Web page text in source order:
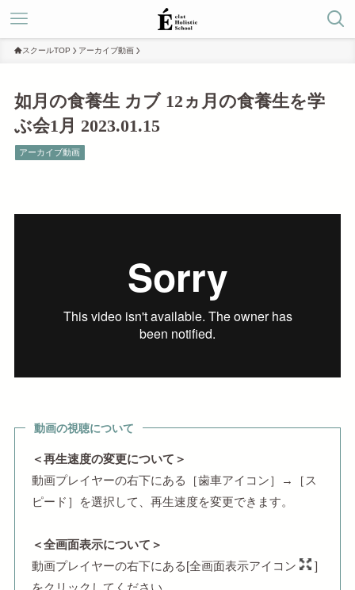
スクールTOP アーカイブ動画
如月の食養生 カブ 12ヵ月の食養生を学
ぶ会1月 2023.01.15
アーカイブ動画
動画の視聴について
＜再生速度の変更について＞
動画プレイヤーの右下にある［歯車アイコン］→［ス
ピード］を選択して、再生速度を変更できます。
＜全画面表示について＞
動画プレイヤーの右下にある[全画面表示アイコン
]